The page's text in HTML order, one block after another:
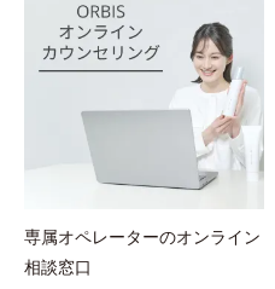
専属オペレーターのオンライン
相談窓口